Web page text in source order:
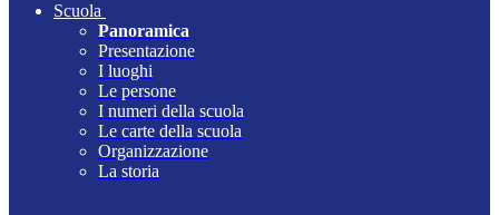
Scuola
Panoramica
Presentazione
I luoghi
Le persone
I numeri della scuola
Le carte della scuola
Organizzazione
La storia